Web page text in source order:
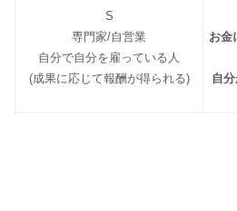
S
専門家/自営業
自分で自分を雇っている人
(成果に応じて報酬が得られる)
お金
自